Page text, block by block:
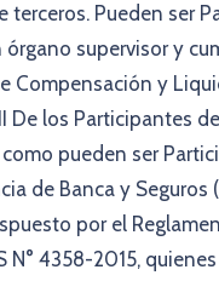
terceros. Pueden ser
supervisor y
Compensación y
De los Participantes
pueden ser
de Banca y
por el
N° 4358-2015,